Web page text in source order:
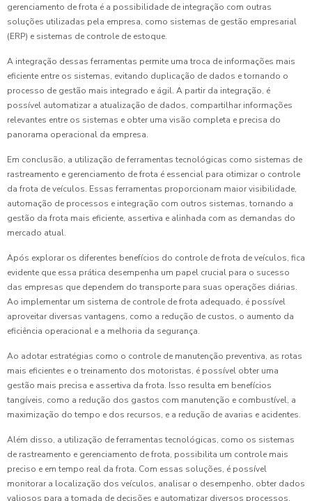
gerenciamento de frota é a possibilidade de integração com outras
soluções utilizadas pela empresa, como sistemas de gestão empresarial
(ERP) e sistemas de controle de estoque.
A integração dessas ferramentas permite uma troca de informações mais
eficiente entre os sistemas, evitando duplicação de dados e tornando o
processo de gestão mais integrado e ágil. A partir da integração, é
possível automatizar a atualização de dados, compartilhar informações
relevantes entre os sistemas e obter uma visão completa e precisa do
panorama operacional da empresa.
Em conclusão, a utilização de ferramentas tecnológicas como sistemas de
rastreamento e gerenciamento de frota é essencial para otimizar o controle
da frota de veículos. Essas ferramentas proporcionam maior visibilidade,
automação de processos e integração com outros sistemas, tornando a
gestão da frota mais eficiente, assertiva e alinhada com as demandas do
mercado atual.
Após explorar os diferentes benefícios do controle de frota de veículos, fica
evidente que essa prática desempenha um papel crucial para o sucesso
das empresas que dependem do transporte para suas operações diárias.
Ao implementar um sistema de controle de frota adequado, é possível
aproveitar diversas vantagens, como a redução de custos, o aumento da
eficiência operacional e a melhoria da segurança.
Ao adotar estratégias como o controle de manutenção preventiva, as rotas
mais eficientes e o treinamento dos motoristas, é possível obter uma
gestão mais precisa e assertiva da frota. Isso resulta em benefícios
tangíveis, como a redução dos gastos com manutenção e combustível, a
maximização do tempo e dos recursos, e a redução de avarias e acidentes.
Além disso, a utilização de ferramentas tecnológicas, como os sistemas
de rastreamento e gerenciamento de frota, possibilita um controle mais
preciso e em tempo real da frota. Com essas soluções, é possível
monitorar a localização dos veículos, analisar o desempenho, obter dados
valiosos para a tomada de decisões e automatizar diversos processos,